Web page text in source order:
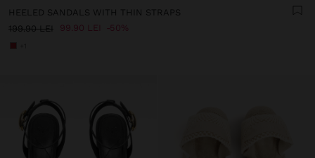
HEELED SANDALS WITH THIN STRAPS
199.90 LEI
99.90 LEI 50%